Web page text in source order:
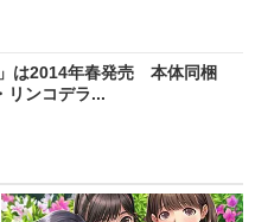
」は2014年春発売 本体同梱
リンコデラ...